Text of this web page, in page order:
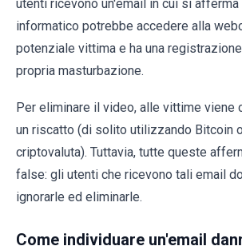
utenti ricevono un'email in cui si afferma
informatico potrebbe accedere alla
potenziale vittima e ha una
propria masturbazione.
Per eliminare il video, alle vittime viene
un riscatto (di solito utilizzando Bitcoin
criptovaluta). Tuttavia, tutte queste
false: gli utenti che ricevono tali email
ignorarle ed eliminarle.
Come individuare un'email